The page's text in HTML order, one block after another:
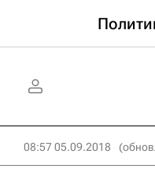
08:57 05.09.2018